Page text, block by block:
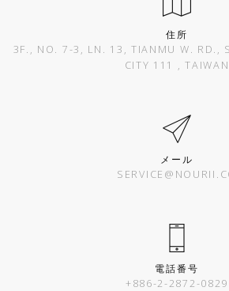
住所
3F., NO. 7-3, LN. 13, TIANMU W. RD.,
CITY 111 , TAIWAN
メール
電話番号
+886-2-2872-0829